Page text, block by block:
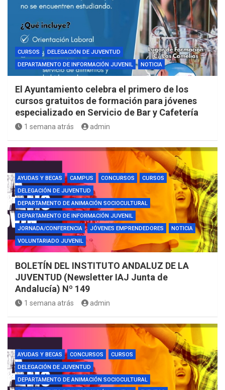
CURSOS
DELEGACIÓN DE JUVENTUD
DEPARTAMENTO DE INFORMACIÓN JUVENIL
NOTICIA
El Ayuntamiento celebra el primero de los
cursos gratuitos de formación para jóvenes
especializado en Servicio de Bar y Cafetería
1 semana atrás admin
AYUDAS Y BECAS CAMPUS CONCURSOS
CURSOS
DELEGACIÓN DE JUVENTUD
DEPARTAMENTO DE ANIMACIÓN SOCIOCULTURAL
DEPARTAMENTO DE INFORMACIÓN JUVENIL
JORNADA/CONFERENCIA
JÓVENES EMPRENDEDORES
NOTICIA
VOLUNTARIADO JUVENIL
BOLETÍN DEL INSTITUTO ANDALUZ DE LA
JUVENTUD (Newsletter IAJ Junta de
Andalucía) Nº 149
1 semana atrás admin
AYUDAS Y BECAS CONCURSOS
CURSOS
DELEGACIÓN DE JUVENTUD
DEPARTAMENTO DE ANIMACIÓN SOCIOCULTURAL